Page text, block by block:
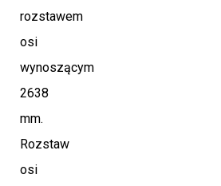
rozstawem
osi
wynoszącym
2638
mm.
Rozstaw
osi